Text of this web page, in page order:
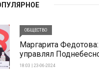
ОБЩЕСТВО
Маргарита
управлял
18:03 | 23-06-2024